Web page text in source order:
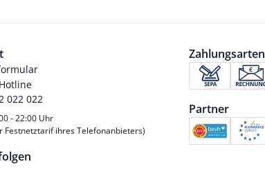
022 022
- 22:00 Uhr
Festnetztarif ihres Telefonanbieters)
Zahlungsarten
Partner